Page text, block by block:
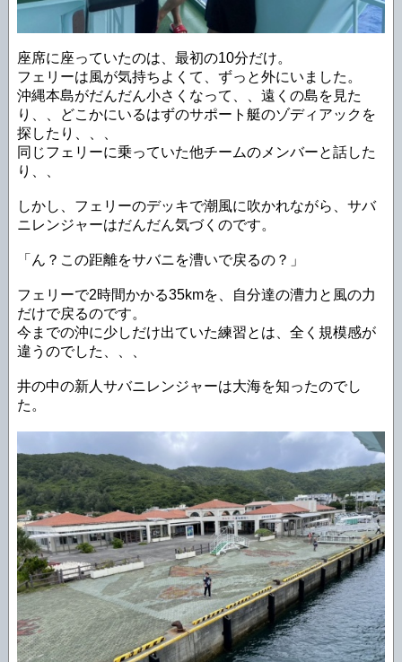
座席に座っていたのは、最初の10分だけ。
フェリーは風が気持ちよくて、ずっと外にいました。
沖縄本島がだんだん小さくなって、、遠くの島を見た
り、、どこかにいるはずのサポート艇のゾディアックを
探したり、、、
同じフェリーに乗っていた他チームのメンバーと話した
り、、
しかし、フェリーのデッキで潮風に吹かれながら、サバ
ニレンジャーはだんだん気づくのです。
「ん？この距離をサバニを漕いで戻るの？」
フェリーで2時間かかる35kmを、自分達の漕力と風の力
だけで戻るのです。
今までの沖に少しだけ出ていた練習とは、全く規模感が
違うのでした、、、
井の中の新人サバニレンジャーは大海を知ったのでし
た。